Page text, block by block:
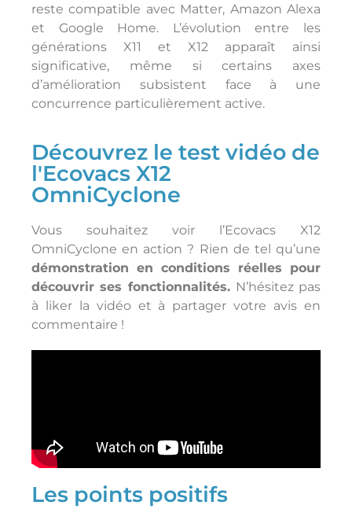
reste compatible avec Matter, Amazon Alexa
et Google Home. L’évolution entre les
générations X11 et X12 apparaît ainsi
significative, même si certains axes
d’amélioration subsistent face à une
concurrence particulièrement active.
Découvrez le test vidéo de
l'Ecovacs X12
OmniCyclone
Vous souhaitez voir l’Ecovacs X12
OmniCyclone en action ? Rien de tel qu’une
démonstration en conditions réelles pour
découvrir ses fonctionnalités. N’hésitez pas
à liker la vidéo et à partager votre avis en
commentaire !
Les points positifs